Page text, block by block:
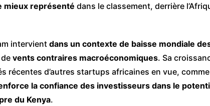
mieux représenté dans le classement, derrière
intervient dans un contexte de baisse mondiale
vents contraires macroéconomiques. Sa
récentes d’autres startups africaines en vue, comme
la confiance des investisseurs dans le
du Kenya.